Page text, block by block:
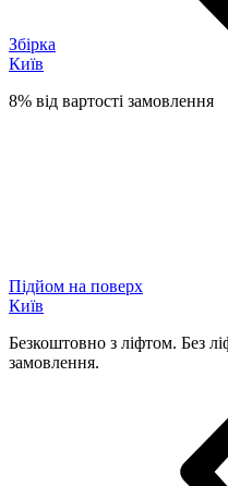
Збірка
Київ
8% від вартості замовлення
Підйом на поверх
Київ
Безкоштовно з ліфтом. Без
замовлення.